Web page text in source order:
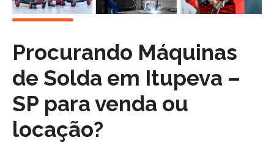
Procurando Máquinas
de Solda em Itupeva –
SP para venda ou
locação?